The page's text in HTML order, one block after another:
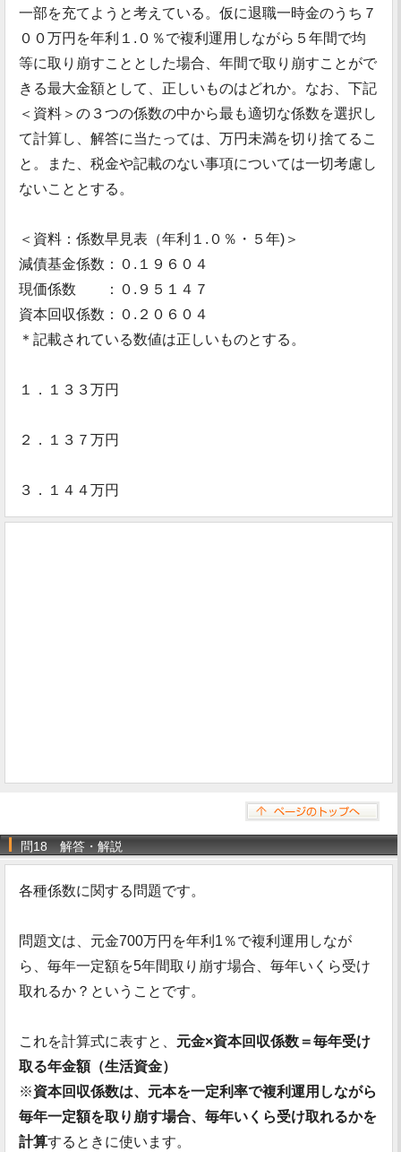
一部を充てようと考えている。仮に退職一時金のうち７
００万円を年利１.０％で複利運用しながら５年間で均
等に取り崩すこととした場合、年間で取り崩すことがで
きる最大金額として、正しいものはどれか。なお、下記
＜資料＞の３つの係数の中から最も適切な係数を選択し
て計算し、解答に当たっては、万円未満を切り捨てるこ
と。また、税金や記載のない事項については一切考慮し
ないこととする。
＜資料：係数早見表（年利１.０％・５年)＞
減債基金係数：０.１９６０４
現価係数 ：０.９５１４７
資本回収係数：０.２０６０４
＊記載されている数値は正しいものとする。
１．１３３万円
２．１３７万円
３．１４４万円
問18 解答・解説
各種係数に関する問題です。
問題文は、元金700万円を年利1％で複利運用しなが
ら、毎年一定額を5年間取り崩す場合、毎年いくら受け
取れるか？ということです。
これを計算式に表すと、 元金×資本回収係数＝毎年受け
取る年金額（生活資金）
※資本回収係数は、元本を一定利率で複利運用しながら
毎年一定額を取り崩す場合、毎年いくら受け取れるかを
計算するときに使います。